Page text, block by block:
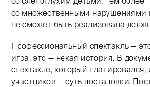
со множественными нарушениями
не сможет быть реализована
Профессиональный спектакль —
игра, это — некая история. В
спектакле, который планировался,
участников — суть постановки.